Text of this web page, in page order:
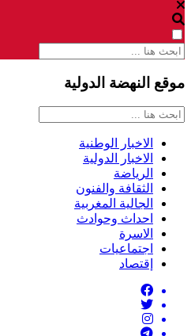
موقع النهضة الدولية
الاخبار الوطنية
الاخبار الدولية
الرياضة
الثقافة والفنون
الجالية المغربية
احداث وحوادث
الاسرة
اجتماعيات
إقتصاد